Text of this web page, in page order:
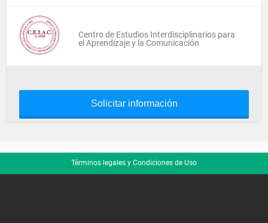
Centro de Estudios Interdisciplinarios para
el Aprendizaje y la Comunicación
Solicitar información
Términos legales y Condiciones de Uso